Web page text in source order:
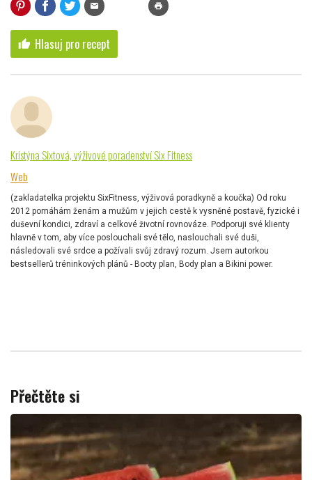
mail print
thumb_up Hlasuj pro recept
Kristýna Sixtová, výživové poradenství Six Fitness
Web
(zakladatelka projektu SixFitness, výživová poradkyně a koučka) Od roku
2012 pomáhám ženám a mužům v jejich cestě k vysněné postavě, fyzické i
duševní kondici, zdraví a celkové životní rovnováze. Podporuji své klienty
hlavně v tom, aby více poslouchali své tělo, naslouchali své duši,
následovali své srdce a požívali svůj zdravý rozum. Jsem autorkou
bestsellerů tréninkových plánů - Booty plan, Body plan a Bikini power.
Přečtěte si